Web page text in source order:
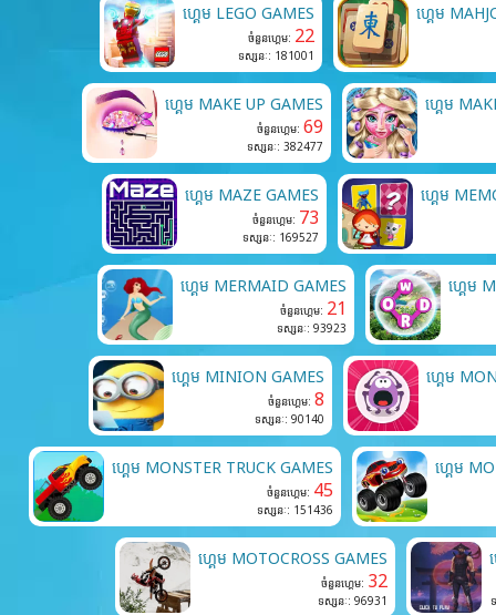
ហ្គេម LEGO GAMES
ចំនួនហ្គេម: 22
ទស្សនៈ: 181001
ហ្គេម
ហ្គេម MAKE UP GAMES
ចំនួនហ្គេម: 69
ទស្សនៈ: 382477
ហ្គេម
ហ្គេម MAZE GAMES
ចំនួនហ្គេម: 73
ទស្សនៈ: 169527
ហ្គេម
ហ្គេម MERMAID GAMES
ចំនួនហ្គេម: 21
ទស្សនៈ: 93923
ហ្គេម
ហ្គេម MINION GAMES
ចំនួនហ្គេម: 8
ទស្សនៈ: 90140
ហ្គេម
ហ្គេម MONSTER TRUCK GAMES
ចំនួនហ្គេម: 45
ទស្សនៈ: 151436
ហ្គេម
ហ្គេម MOTOCROSS GAMES
ចំនួនហ្គេម: 32
ទស្សនៈ: 96931